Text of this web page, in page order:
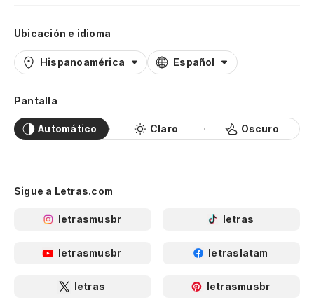
Ubicación e idioma
Hispanoamérica Español
Pantalla
Automático Claro Oscuro
Sigue a Letras.com
letrasmusbr letras
letrasmusbr letraslatam
letras letrasmusbr